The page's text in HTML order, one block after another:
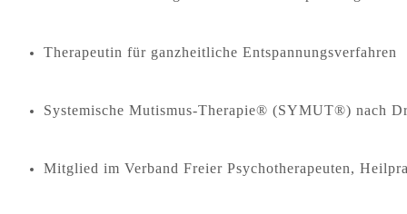
Therapeutin für ganzheitliche Entspannungsverfahren
Systemische Mutismus-Therapie® (SYMUT®) nach
Mitglied im Verband Freier Psychotherapeuten,